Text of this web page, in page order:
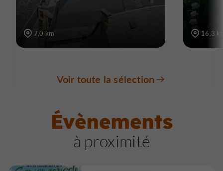
7,0 km 16,3
Voir toute la sélection
Évènements
à proximité